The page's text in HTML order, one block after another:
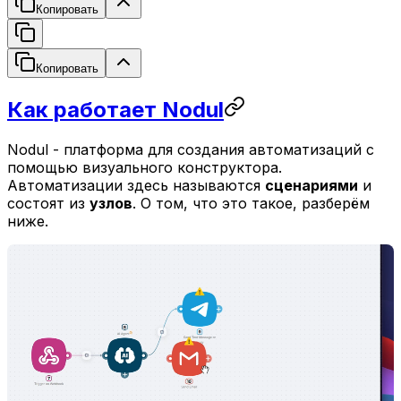
Копировать
Копировать
Как работает Nodul
Nodul - платформа для создания автоматизаций с
помощью визуального конструктора.
Автоматизации здесь называются сценариями и
состоят из узлов. О том, что это такое, разберём
ниже.